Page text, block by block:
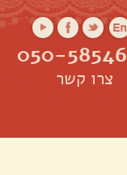
050-
צרו קשר